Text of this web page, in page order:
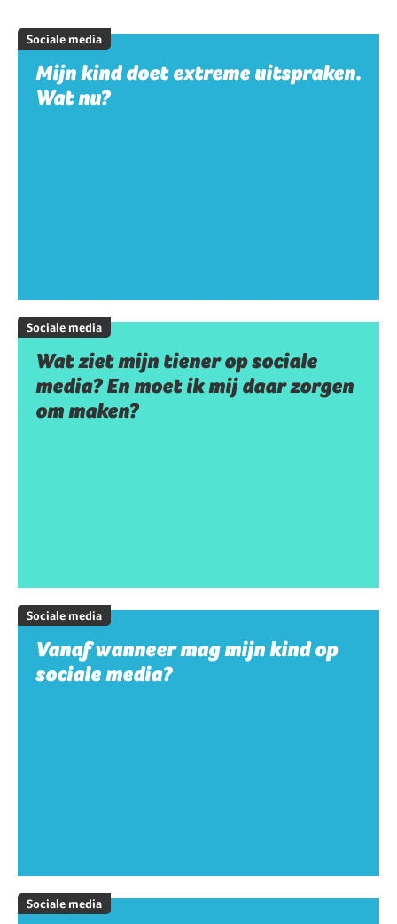
Sociale media
Mijn kind doet extreme uitspraken.
Wat nu?
Sociale media
Wat ziet mijn tiener op sociale
media? En moet ik mij daar zorgen
om maken?
Sociale media
Vanaf wanneer mag mijn kind op
sociale media?
Sociale media